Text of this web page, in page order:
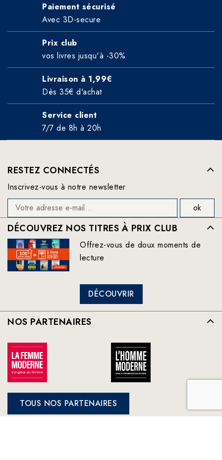
Paiement sécurisé
Avec 3D-secure
Prix club
vos livres jusqu'à -30%
Livraison à 1,99€
Dès 35€ d'achat
Service client
7/7 de 8h à 20h
RESTEZ CONNECTÉS
Inscrivez-vous à notre newsletter
DÉCOUVREZ NOS TITRES À PRIX CLUB
Offrez-vous de doux moments de
lecture
DÉCOUVRIR
NOS PARTENAIRES
TOUS NOS PARTENAIRES